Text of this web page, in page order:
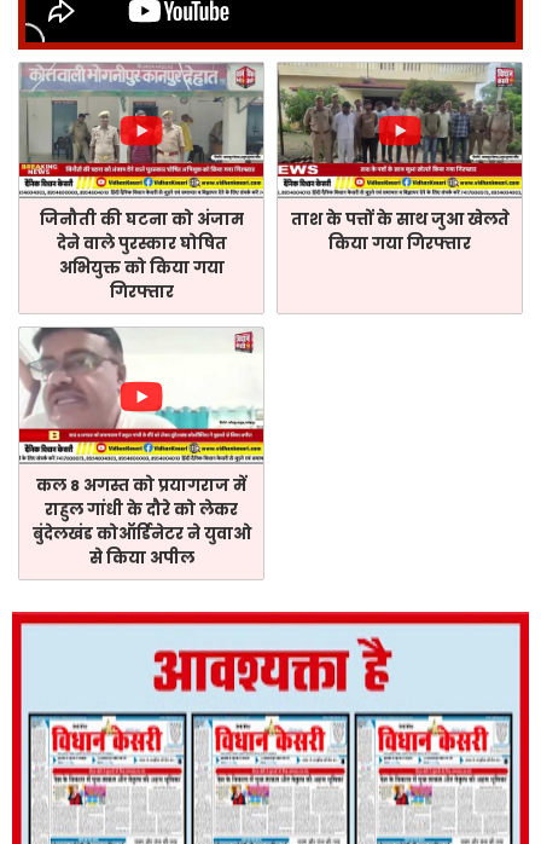
जिनौती की घटना को अंजाम
देने वाले पुरस्कार घोषित
अभियुक्त को किया गया
गिरफ्तार
ताश के पत्तों के साथ जुआ खेलते
किया गया गिरफ्तार
कल 8 अगस्त को प्रयागराज में
राहुल गांधी के दौरे को लेकर
बुंदेलखंड कोऑर्डिनेटर ने युवाओ
से किया अपील